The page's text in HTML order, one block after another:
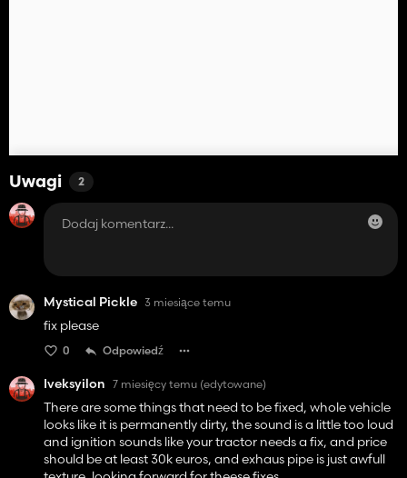
Uwagi 2
Mystical Pickle 3 miesiące temu
fix please
0 Odpowiedź
Iveksyilon 7 miesięcy temu (edytowane)
There are some things that need to be fixed, whole vehicle
looks like it is permanently dirty, the sound is a little too loud
and ignition sounds like your tractor needs a fix, and price
should be at least 30k euros, and exhaus pipe is just awfull